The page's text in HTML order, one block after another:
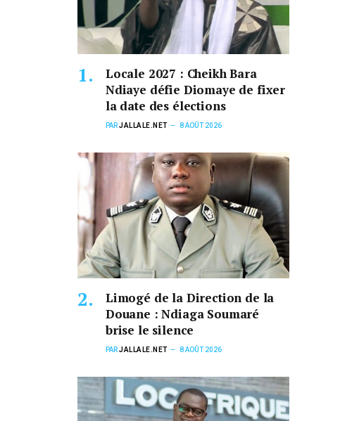
Locale 2027 : Cheikh Bara
Ndiaye défie Diomaye de fixer
la date des élections
PARJALLALE.NET 8 AOÛT 2026
Limogé de la Direction de la
Douane : Ndiaga Soumaré
brise le silence
PARJALLALE.NET 8 AOÛT 2026